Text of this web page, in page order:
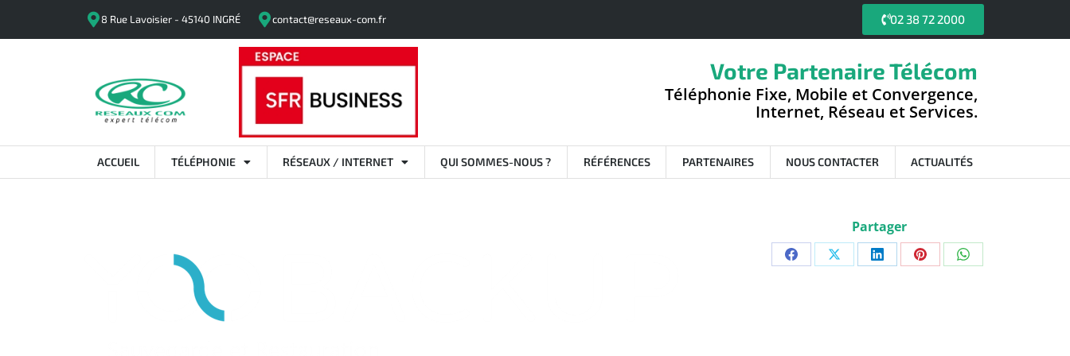
8 Rue Lavoisier - 45140 INGRÉ contact@reseaux-com.fr 02 38 72 2000
Votre Partenaire Télécom
Téléphonie Fixe, Mobile et Convergence,
Internet, Réseau et Services.
ACCUEIL TÉLÉPHONIE RÉSEAUX / INTERNET QUI SOMMES-NOUS ? RÉFÉRENCES PARTENAIRES NOUS CONTACTER ACTUALITÉS
Partager